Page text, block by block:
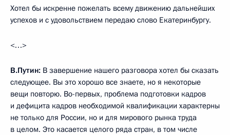
Хотел бы искренне пожелать всему движению дальнейших
успехов и с удовольствием передаю слово Екатеринбургу.
<…>
В.Путин: В завершение нашего разговора хотел бы сказать
следующее. Вы это хорошо все знаете, но я некоторые
вещи повторю. Во-первых, проблема подготовки кадров
и дефицита кадров необходимой квалификации характерны
не только для России, но и для мирового рынка труда
в целом. Это касается целого ряда стран, в том числе